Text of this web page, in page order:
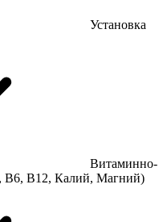
Установка
Витаминно-
В6, В12, Калий, Магний)